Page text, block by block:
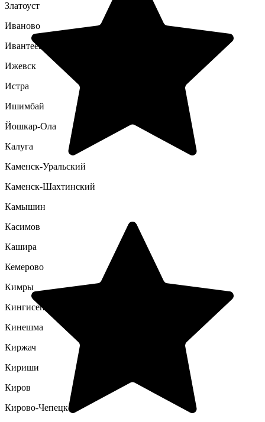
Златоуст
Иваново
Ивантеевка
Ижевск
Истра
Ишимбай
Йошкар-Ола
Калуга
Каменск-Уральский
Каменск-Шахтинский
Камышин
Касимов
Кашира
Кемерово
Кимры
Кингисепп
Кинешма
Киржач
Кириши
Киров
Кирово-Чепецк